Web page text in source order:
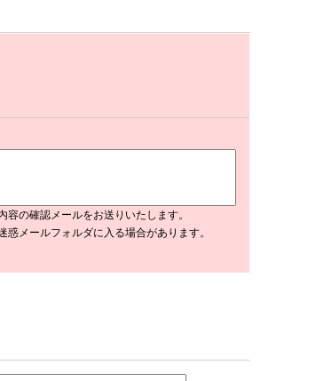
の確認メールをお送りいたします。
メールフォルダに入る場合があります。